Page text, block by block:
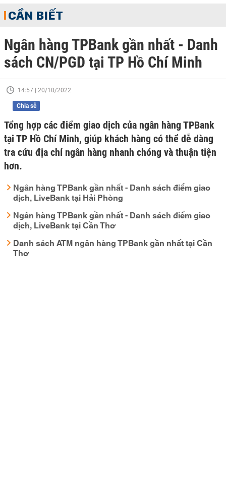
CẦN BIẾT
Ngân hàng TPBank gần nhất - Danh
sách CN/PGD tại TP Hồ Chí Minh
14:57 | 20/10/2022
Chia sẻ
Tổng hợp các điểm giao dịch của ngân hàng TPBank
tại TP Hồ Chí Minh, giúp khách hàng có thể dễ dàng
tra cứu địa chỉ ngân hàng nhanh chóng và thuận tiện
hơn.
Ngân hàng TPBank gần nhất - Danh sách điểm giao
dịch, LiveBank tại Hải Phòng
Ngân hàng TPBank gần nhất - Danh sách điểm giao
dịch, LiveBank tại Cần Thơ
Danh sách ATM ngân hàng TPBank gần nhất tại Cần
Thơ